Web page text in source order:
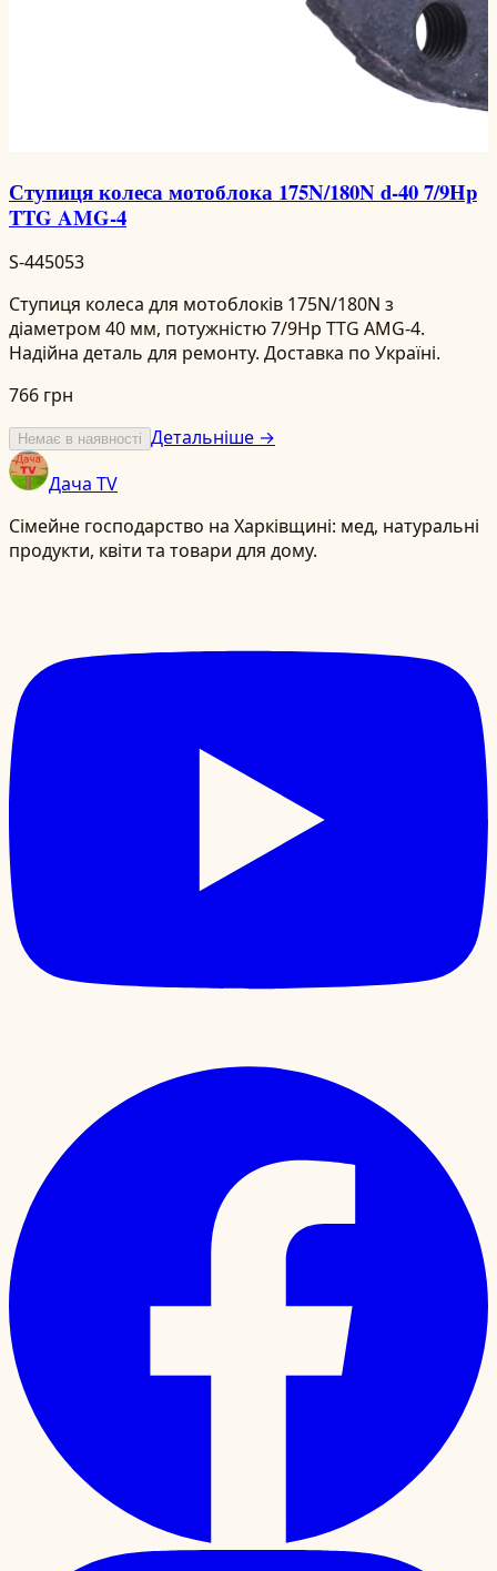
Ступиця колеса мотоблока 175N/180N d-40 7/9Hp
TTG AMG-4
S-445053
Ступиця колеса для мотоблоків 175N/180N з
діаметром 40 мм, потужністю 7/9Hp TTG AMG-4.
Надійна деталь для ремонту. Доставка по Україні.
766 грн
Немає в наявності Детальніше →
Дача TV
Сімейне господарство на Харківщині: мед, натуральні
продукти, квіти та товари для дому.